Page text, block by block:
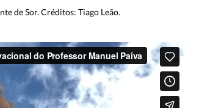
de Sor. Créditos: Tiago Leão.